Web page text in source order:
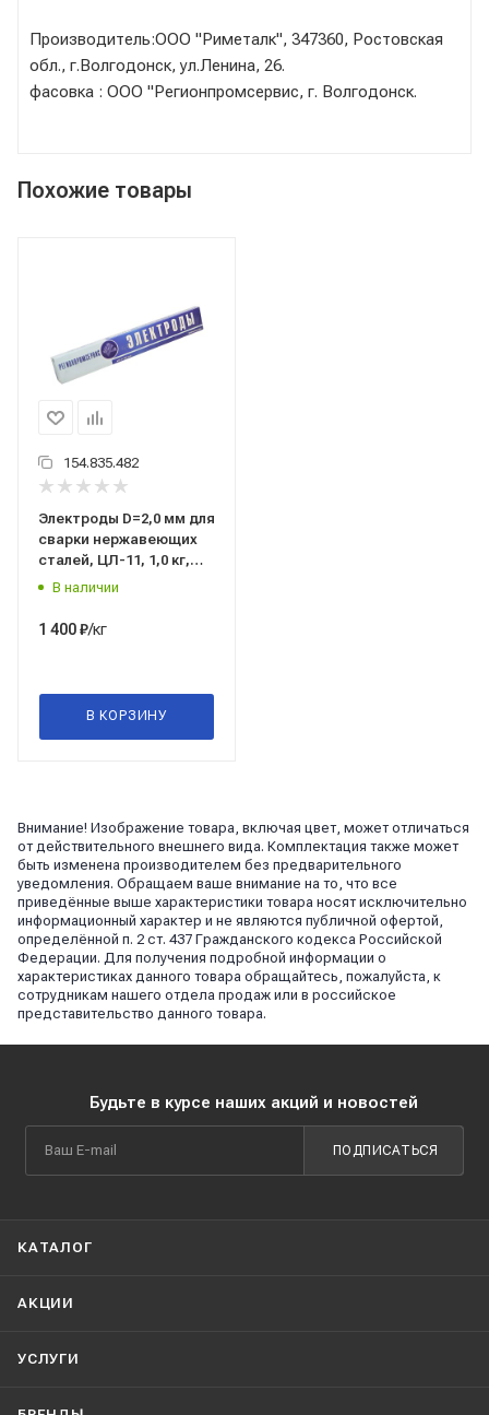
Производитель:ООО "Риметалк", 347360, Ростовская
обл., г.Волгодонск, ул.Ленина, 26.
фасовка : ООО "Регионпромсервис, г. Волгодонск.
Похожие товары
154.835.482
Электроды D=2,0 мм для
сварки нержавеющих
сталей, ЦЛ-11, 1,0 кг,
Э-08Х20Н9Г2Б
В наличии
1 400₽/кг
В КОРЗИНУ
Внимание! Изображение товара, включая цвет, может отличаться
от действительного внешнего вида. Комплектация также может
быть изменена производителем без предварительного
уведомления. Обращаем ваше внимание на то, что все
приведённые выше характеристики товара носят исключительно
информационный характер и не являются публичной офертой,
определённой п. 2 ст. 437 Гражданского кодекса Российской
Федерации. Для получения подробной информации о
характеристиках данного товара обращайтесь, пожалуйста, к
сотрудникам нашего отдела продаж или в российское
представительство данного товара.
Будьте в курсе наших акций и новостей
ПОДПИСАТЬСЯ
КАТАЛОГ
АКЦИИ
УСЛУГИ